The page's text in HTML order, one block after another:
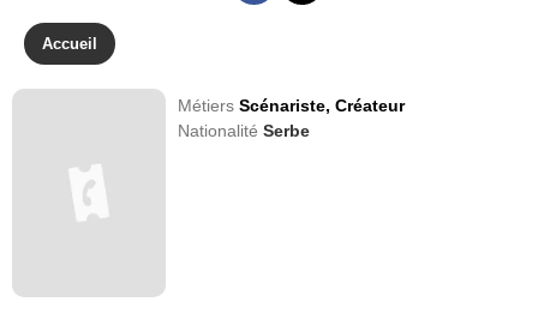
Accueil
MétiersScénariste,Créateur
NationalitéSerbe